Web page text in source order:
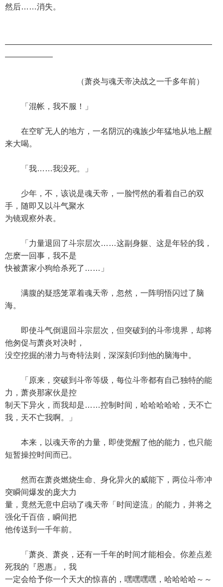
然后……消失。
——————————————————————————
——————
（萧炎与魂天帝决战之一千多年前）
「混帐，我不服！」
在空旷无人的地方，一名阴沉的魂族少年猛地从地上醒
来大喝。
「我……我没死。」
少年，不，该说是魂天帝，一脸愕然的看着自己的双
手，随即又以斗气聚水
为镜观察外表。
「力量退回了斗宗层次……这副身躯、这是年轻的我，
怎麽一回事，我不是
快被萧家小狗给杀死了……」
满腹的疑惑笼罩着魂天帝，忽然，一阵明悟闪过了脑
海。
即使斗气倒退回斗宗层次，但突破到的斗帝境界，却将
他匆促与萧炎对决时，
没空挖掘的潜力与奇特法则，深深刻印到他的脑海中。
「原来，突破到斗帝等级，每位斗帝都有自己独特的能
力，萧炎那家伙是控
制天下异火，而我却是……控制时间，哈哈哈哈哈，天不亡
我，天不亡我啊。」
本来，以魂天帝的力量，即使觉醒了他的能力，也只能
短暂操控时间而已。
然而在萧炎燃烧生命、身化异火的威能下，两位斗帝冲
突瞬间爆发的庞大力
量，竟然无意中启动了魂天帝「时间逆流」的能力，并将之
强化千百倍，瞬间把
他传送到一千年前。
「萧炎、萧炎，还有一千年的时间才能相会。你差点差
死我的『恩惠』，我
一定会给予你一个天大的惊喜的，嘿嘿嘿嘿，哈哈哈哈～～